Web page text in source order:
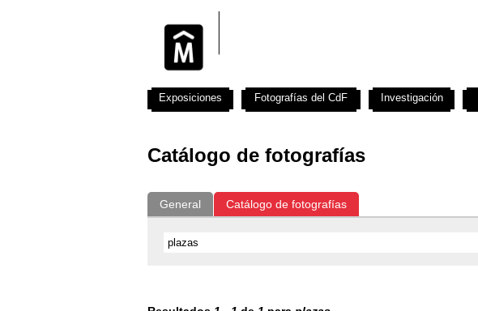
Catálogo de fotografías
General Catálogo de fotografías
Exposiciones Fotografías del CdF Investigación